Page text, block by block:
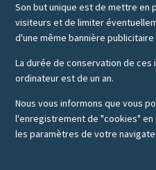
Son but unique est de mettre en
visiteurs et de limiter
d'une même bannière publicitaire
La durée de conservation de
ordinateur est de un an.
Nous vous informons que vous
l'enregistrement de "cookies"
les paramètres de votre